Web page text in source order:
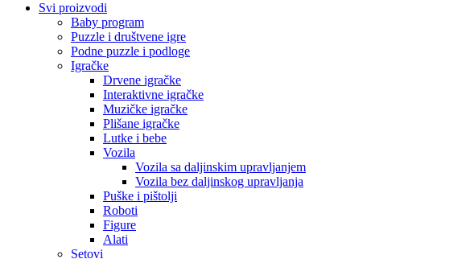
Svi proizvodi
Baby program
Puzzle i društvene igre
Podne puzzle i podloge
Igračke
Drvene igračke
Interaktivne igračke
Muzičke igračke
Plišane igračke
Lutke i bebe
Vozila
Vozila sa daljinskim upravljanjem
Vozila bez daljinskog upravljanja
Puške i pištolji
Roboti
Figure
Alati
Setovi